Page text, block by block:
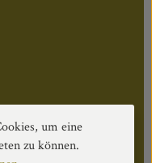
um eine
zu können.